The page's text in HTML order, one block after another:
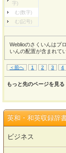
字)
む(数字)
む(記号)
Weblioのさくいんはプ
いんの配置が含まれて
＜前へ 1 2 3 4
もっと先のページを見る
英和・和英収録辞
ビジネス